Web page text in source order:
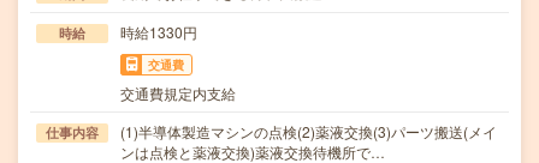
時給 時給1330円
交通費
交通費規定内支給
仕事内容
(1)半導体製造マシンの点検(2)薬液交換(3)パーツ搬送(メイ
ンは点検と薬液交換)薬液交換待機所で…